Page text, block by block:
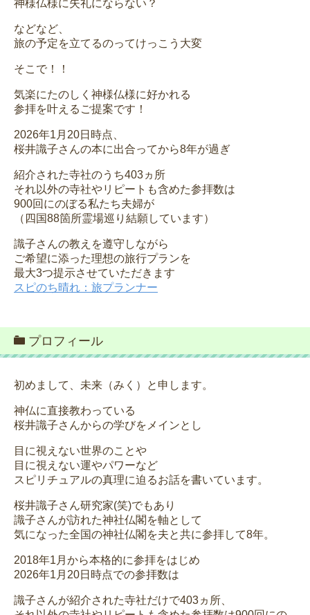
神様仏様に失礼にならない？
などなど、
旅の予定を立てるのってけっこう大変
そこで！！
気楽にたのしく神様仏様に好かれる
参拝を叶えるご提案です！
2026年1月20日時点、
桜井識子さんの本に出合ってから8年が過ぎ
紹介された寺社のうち403ヵ所
それ以外の寺社やリピートも含めた参拝数は
900回にのぼる私たち夫婦が
（四国88箇所霊場巡り結願しています）
識子さんの教えを遵守しながら
ご希望に添った理想の旅行プランを
最大3つ提示させていただきます
スピのち晴れ：旅プランナー
プロフィール
初めまして、未来（みく）と申します。
神仏に直接教わっている
桜井識子さんからの学びをメインとし
目に視えない世界のことや
目に視えない運やパワーなど
スピリチュアルの真理に迫るお話を書いています。
桜井識子さん研究家(笑)でもあり
識子さんが訪れた神社仏閣を軸として
気になった全国の神社仏閣を夫と共に参拝して8年。
2018年1月から本格的に参拝をはじめ
2026年1月20日時点での参拝数は
識子さんが紹介された寺社だけで403ヵ所、